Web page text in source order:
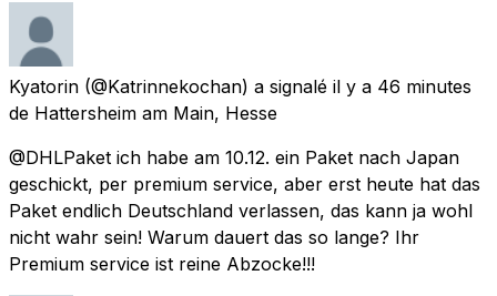
Kyatorin (@Katrinnekochan) a signalé il y a 46 minutes
de Hattersheim am Main, Hesse
@DHLPaket ich habe am 10.12. ein Paket nach Japan
geschickt, per premium service, aber erst heute hat das
Paket endlich Deutschland verlassen, das kann ja wohl
nicht wahr sein! Warum dauert das so lange? Ihr
Premium service ist reine Abzocke!!!